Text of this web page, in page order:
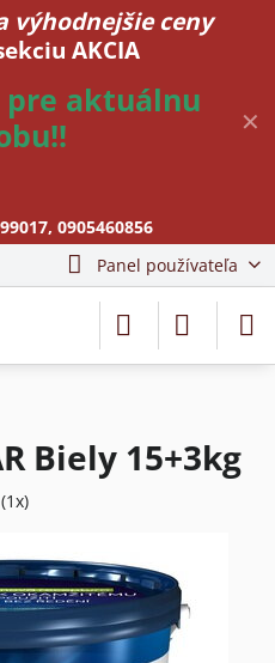
✕
výhodnejšie ceny
AKCIA
pre aktuálnu
, 0905460856
Panel používateľa
Biely 15+3kg
(1x)